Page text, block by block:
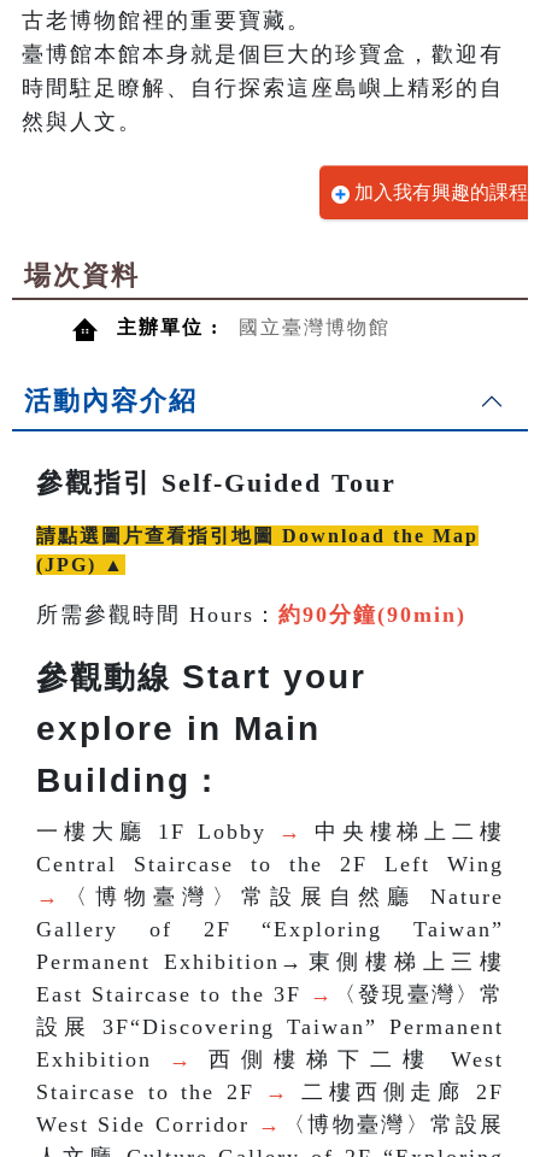
古老博物館裡的重要寶藏。
臺博館本館本身就是個巨大的珍寶盒，歡迎有
時間駐足瞭解、自行探索這座島嶼上精彩的自
然與人文。
加入我有興趣的課程
場次資料
主辦單位 : 國立臺灣博物館
活動內容介紹
參觀指引 Self-Guided Tour
請點選圖片查看指引地圖 Download the Map
(JPG) ▲
所需參觀時間 Hours： 約90分鐘(90min)
參觀動線 Start your
explore in Main
Building ：
一樓大廳 1F Lobby → 中央樓梯上二樓
Central Staircase to the 2F Left Wing
→
〈博物臺灣〉常設展自然廳 Nature
Gallery of 2F “Exploring Taiwan”
Permanent Exhibition→東側樓梯上三樓
East Staircase to the 3F →
〈發現臺灣〉常
設展 3F“Discovering Taiwan” Permanent
Exhibition
→
西側樓梯下二樓 West
Staircase to the 2F
→
二樓西側走廊 2F
West Side Corridor →
〈博物臺灣〉常設展